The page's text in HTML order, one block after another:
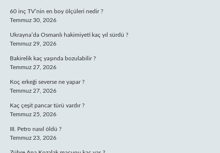
60 inç TV’nin en boy ölçüleri nedir ?
Temmuz 30, 2026
Ukrayna’da Osmanlı hakimiyeti kaç yıl sürdü ?
Temmuz 29, 2026
Bakirelik kaç yaşında bozulabilir ?
Temmuz 27, 2026
Koç erkeği severse ne yapar ?
Temmuz 27, 2026
Kaç çeşit pancar türü vardır ?
Temmuz 25, 2026
III. Petro nasıl öldü ?
Temmuz 23, 2026